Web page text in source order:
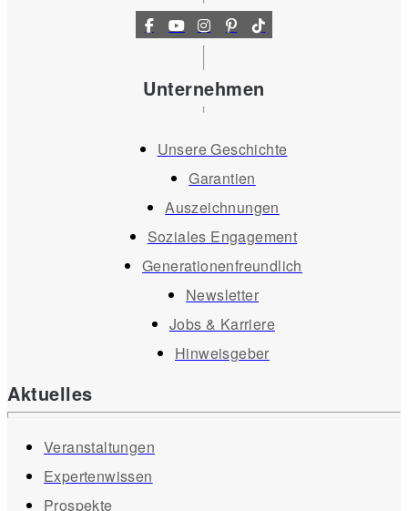
Unternehmen
Unsere Geschichte
Garantien
Auszeichnungen
Soziales Engagement
Generationenfreundlich
Newsletter
Jobs & Karriere
Hinweisgeber
Aktuelles
Veranstaltungen
Expertenwissen
Prospekte